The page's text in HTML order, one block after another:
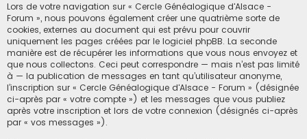
Lors de votre navigation sur « Cercle Généalogique d'Alsace -
Forum », nous pouvons également créer une quatrième sorte de
cookies, externes au document qui est prévu pour couvrir
uniquement les pages créées par le logiciel phpBB. La seconde
manière est de récupérer les informations que vous nous envoyez et
que nous collectons. Ceci peut correspondre — mais n’est pas limité
à — la publication de messages en tant qu’utilisateur anonyme,
l’inscription sur « Cercle Généalogique d'Alsace - Forum » (désignée
ci-après par « votre compte ») et les messages que vous publiez
après votre inscription et lors de votre connexion (désignés ci-après
par « vos messages »).